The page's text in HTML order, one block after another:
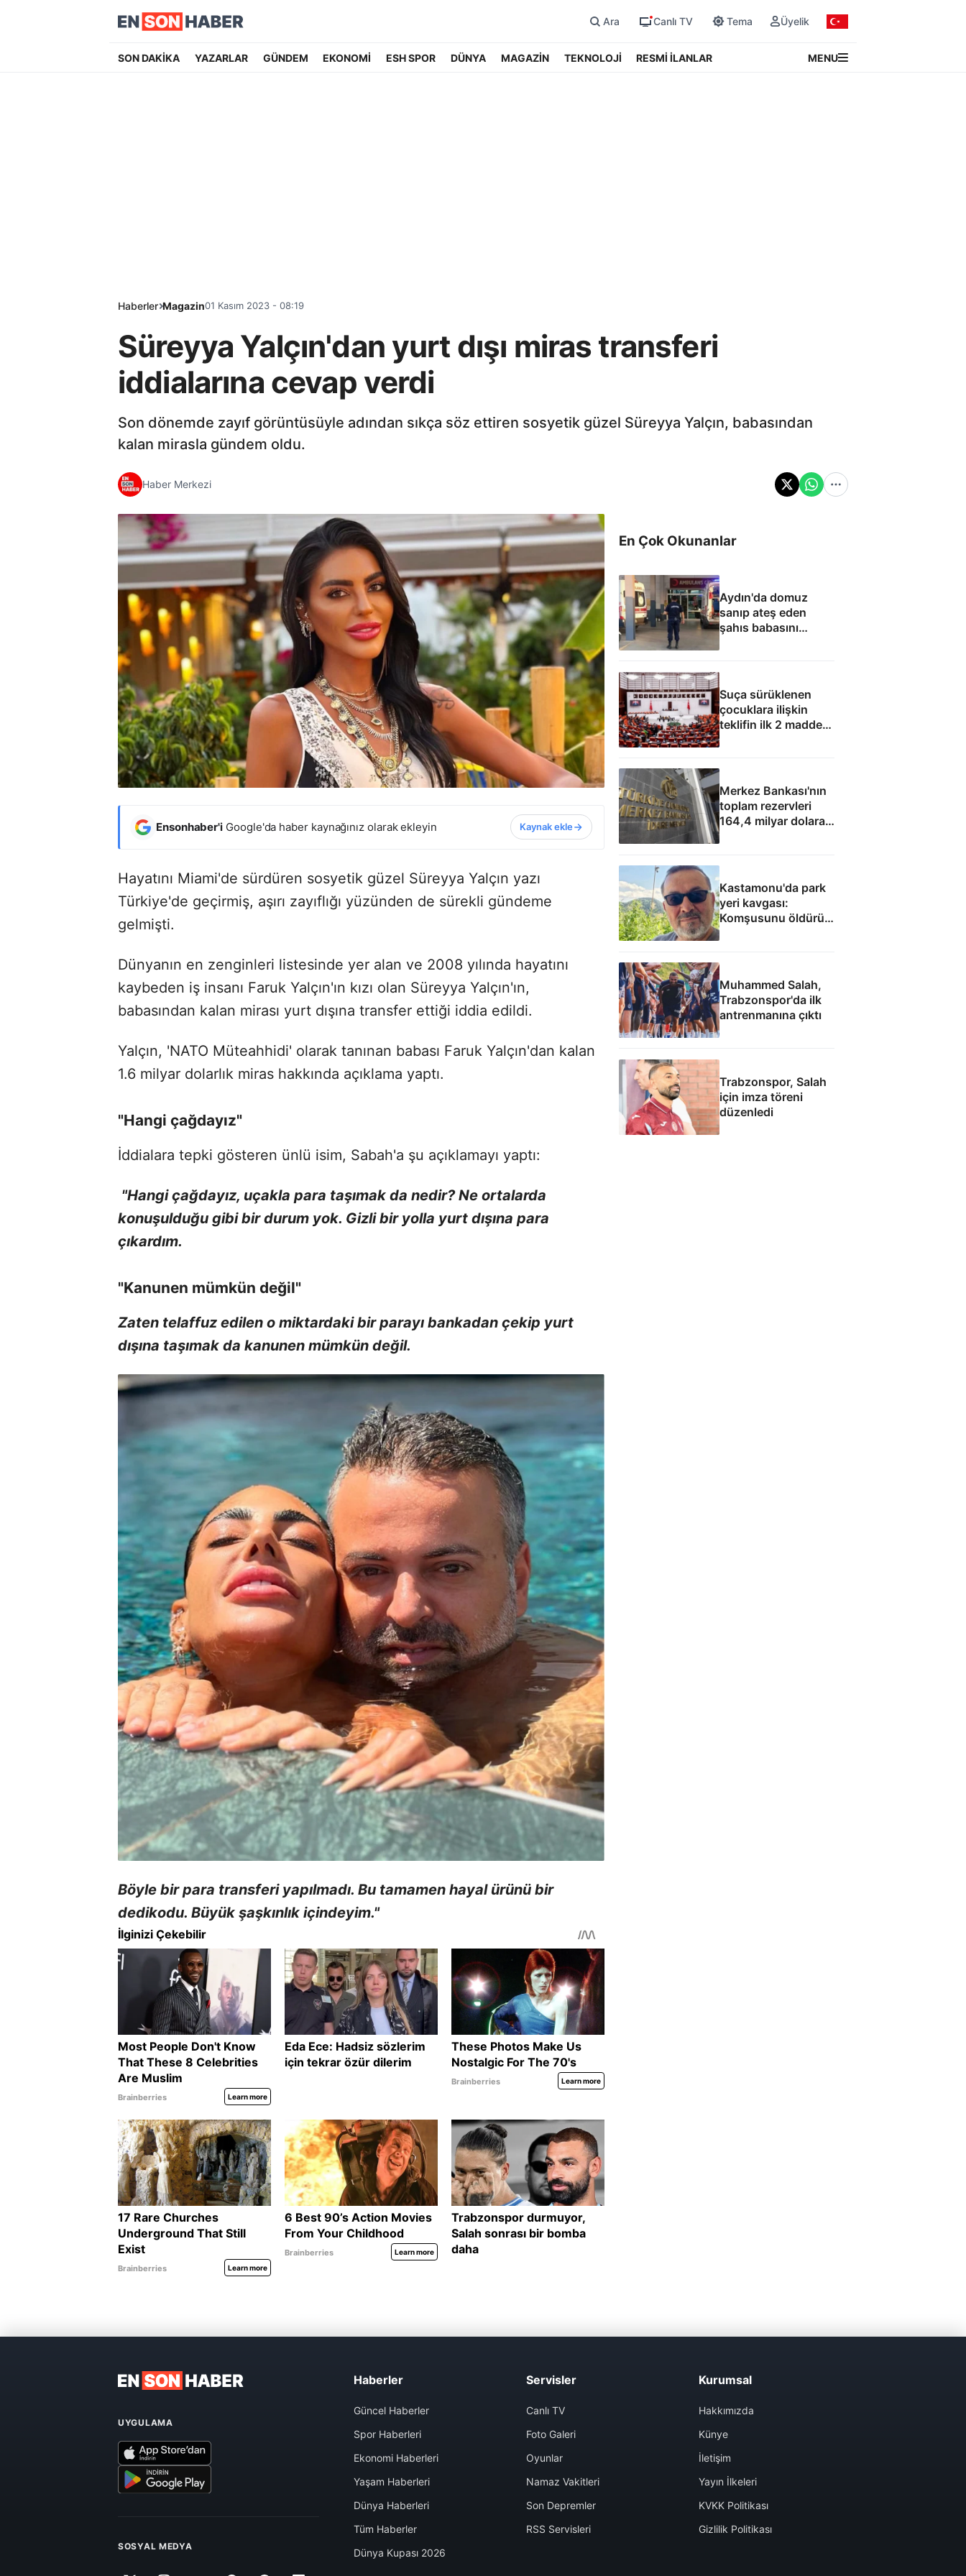
Ara Canlı TV Tema Üyelik
SON DAKİKA YAZARLAR GÜNDEM EKONOMİ ESH SPOR DÜNYA MAGAZİN TEKNOLOJİ RESMİ İLANLAR MENU
Haberler Magazin01 Kasım 2023 - 08:19
Süreyya Yalçın'dan yurt dışı miras transferi
iddialarına cevap verdi
Son dönemde zayıf görüntüsüyle adından sıkça söz ettiren sosyetik güzel Süreyya Yalçın, babasından
kalan mirasla gündem oldu.
Haber Merkezi
Ensonhaber'i Google'da haber kaynağınız olarak ekleyin Kaynak ekle
Hayatını Miami'de sürdüren sosyetik güzel Süreyya Yalçın yazı
Türkiye'de geçirmiş, aşırı zayıflığı yüzünden de sürekli gündeme
gelmişti.
Dünyanın en zenginleri listesinde yer alan ve 2008 yılında hayatını
kaybeden iş insanı Faruk Yalçın'ın kızı olan Süreyya Yalçın'ın,
babasından kalan mirası yurt dışına transfer ettiği iddia edildi.
Yalçın, 'NATO Müteahhidi' olarak tanınan babası Faruk Yalçın'dan kalan
1.6 milyar dolarlık miras hakkında açıklama yaptı.
"Hangi çağdayız"
İddialara tepki gösteren ünlü isim, Sabah'a şu açıklamayı yaptı:
"Hangi çağdayız, uçakla para taşımak da nedir? Ne ortalarda
konuşulduğu gibi bir durum yok. Gizli bir yolla yurt dışına para
çıkardım.
"Kanunen mümkün değil"
Zaten telaffuz edilen o miktardaki bir parayı bankadan çekip yurt
dışına taşımak da kanunen mümkün değil.
Böyle bir para transferi yapılmadı. Bu tamamen hayal ürünü bir
dedikodu. Büyük şaşkınlık içindeyim."
En Çok Okunanlar
Aydın'da domuz
sanıp ateş eden
şahıs babasını
Suça sürüklenen
çocuklara ilişkin
teklifin ilk 2 maddesi
kabul edildi
Merkez Bankası'nın
toplam rezervleri
164,4 milyar dolara
yükseldi
Kastamonu'da park
yeri kavgası:
Komşusunu öldürüp
evini ve aracını ateşe
Muhammed Salah,
Trabzonspor'da ilk
antrenmanına çıktı
Trabzonspor, Salah
için imza töreni
düzenledi
UYGULAMA
SOSYAL MEDYA
Haberler
Güncel Haberler
Spor Haberleri
Ekonomi Haberleri
Yaşam Haberleri
Dünya Haberleri
Tüm Haberler
Dünya Kupası 2026
Servisler
Canlı TV
Foto Galeri
Oyunlar
Namaz Vakitleri
Son Depremler
RSS Servisleri
Kurumsal
Hakkımızda
Künye
İletişim
Yayın İlkeleri
KVKK Politikası
Gizlilik Politikası